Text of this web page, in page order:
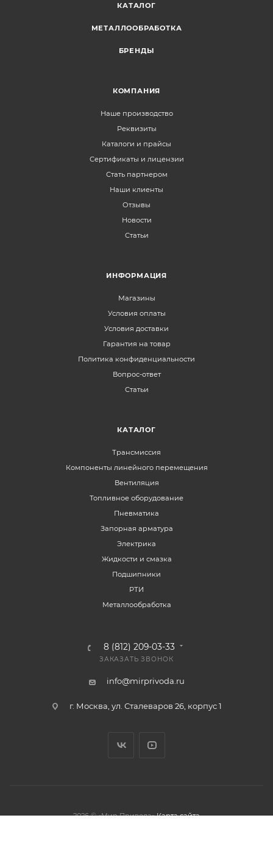
КАТАЛОГ
МЕТАЛЛООБРАБОТКА
БРЕНДЫ
КОМПАНИЯ
Наше производство
Реквизиты
Каталоги и прайсы
Сертификаты и лицензии
Стать партнером
Наши клиенты
Отзывы
Новости
Статьи
ИНФОРМАЦИЯ
Магазины
Условия оплаты
Условия доставки
Гарантия на товар
Политика конфиденциальности
Вопрос-ответ
Статьи
КАТАЛОГ
Трансмиссия
Компоненты линейного перемещения
Вентиляция
Топливное оборудование
Пневматика
Запорная арматура
Электрика
Жидкости и смазка
Подшипники
РТИ
Металлообработка
8 (812) 209-03-33
ЗАКАЗАТЬ ЗВОНОК
info@mirprivoda.ru
г. Москва, ул. Сталеваров 26, корпус 1
2026 © «Мир Привода» Карта сайта